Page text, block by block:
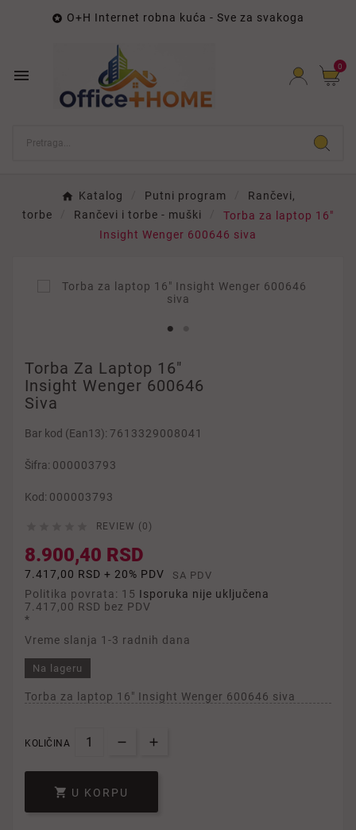
 O+H Internet robna kuća - Sve za svakoga
 0
Katalog Putni program
Rančevi,
torbe
Rančevi i torbe - muški
Torba za laptop 16"
Insight Wenger 600646 siva
Torba Za Laptop 16"
Insight Wenger 600646
Siva
Bar kod (Ean13): 7613329008041
Šifra: 000003793
Kod: 000003793
REVIEW (0)
8.900,40 RSD
7.417,00 RSD + 20% PDV SA PDV
Politika povrata: 15 Isporuka nije uključena
7.417,00 RSD bez PDV
*
Vreme slanja 1-3 radnih dana
Na lageru
Torba za laptop 16" Insight Wenger 600646 siva
KOLIČINA
 U KORPU